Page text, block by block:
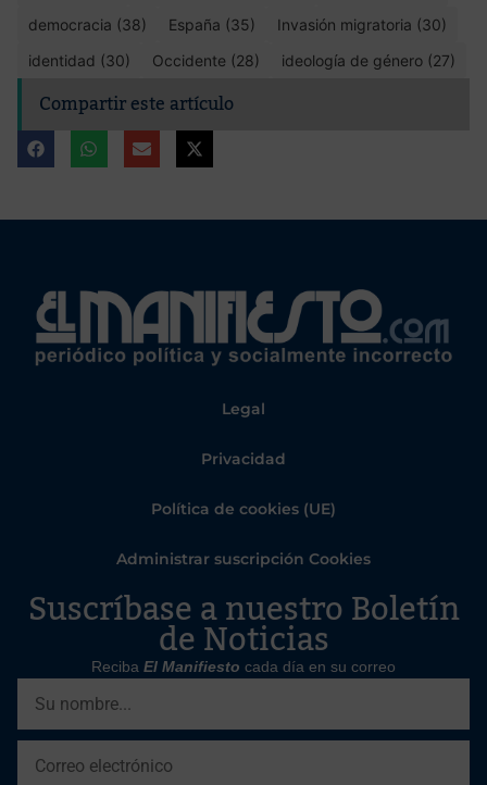
democracia (38)
España (35)
Invasión migratoria (30)
identidad (30)
Occidente (28) ideología de género (27)
Compartir este artículo
Legal
Privacidad
Política de cookies (UE)
Administrar suscripción Cookies
Suscríbase a nuestro Boletín
de Noticias
Reciba El Manifiesto cada día en su correo